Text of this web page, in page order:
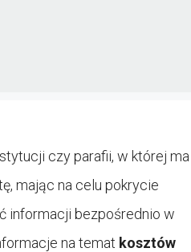
czy parafii, w której ma
mając na celu pokrycie
informacji bezpośrednio w
na temat kosztów